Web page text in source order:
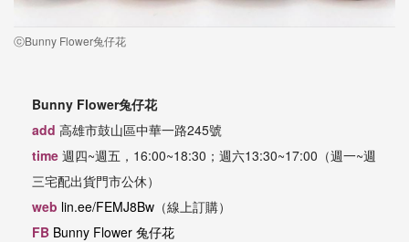
ⓒBunny Flower兔仔花
Bunny Flower兔仔花
add 高雄市鼓山區中華一路245號
time 週四~週五， 16:00~18:30 ；週六13:30~17:00 （週一~週
三宅配出貨門市公休）
web lin.ee/FEMJ8Bw （線上訂購）
FB Bunny Flower 兔仔花